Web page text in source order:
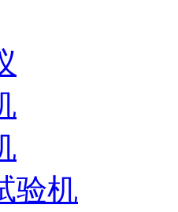
验机